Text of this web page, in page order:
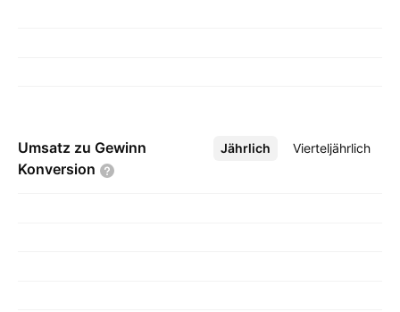
Umsatz zu Gewinn
Konversion
Jährlich Vierteljährlich
Mehr